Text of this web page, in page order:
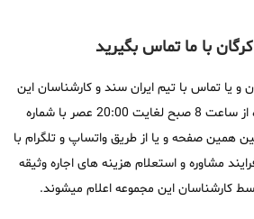
با ما تماس بگیرید
و یا تماس با تیم ایران سند و کارشناسان این
مجموعه میتوانید همه روزه از ساعت 8 صبح لغایت 20:00 عصر با شماره
همین صفحه و یا از طریق واتساپ و تلگرام با
مشاوره و استعلام هزینه های اجاره وثیقه
کارشناسان این مجموعه اعلام میشوند.